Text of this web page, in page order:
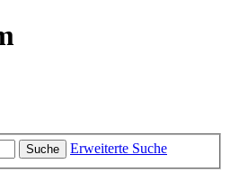
Suche Erweiterte Suche